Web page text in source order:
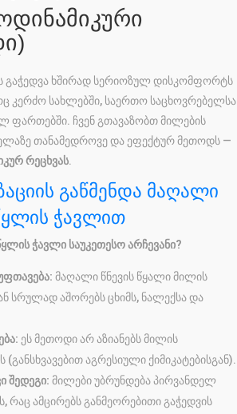
გაჭედვა ხშირად სერიოზულ დისკომფორტს
კერძო სახლებში, საერთო საცხოვრებელსა
ფართებში. ჩვენ გთავაზობთ მილების
თანამედროვე და ეფექტურ მეთოდს —
რეცხვას.
გაწმენდა მაღალი
ჭავლით
ჭავლი საუკეთესო არჩევანი?
მაღალი წნევის წყალი მილის
სრულად აშორებს ცხიმს, ნალექსა და
ეს მეთოდი არ აზიანებს მილის
(განსხვავებით აგრესიული ქიმიკატებისგან).
შედეგი: მილები უბრუნდება პირვანდელ
რაც ამცირებს განმეორებითი გაჭედვის